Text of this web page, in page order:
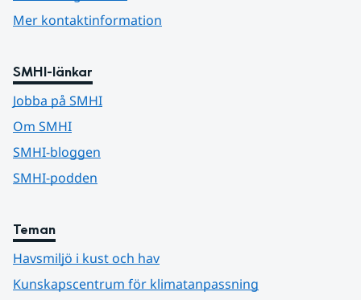
Mer kontaktinformation
SMHI-länkar
Jobba på SMHI
Om SMHI
SMHI-bloggen
SMHI-podden
Teman
Havsmiljö i kust och hav
Kunskapscentrum för klimatanpassning